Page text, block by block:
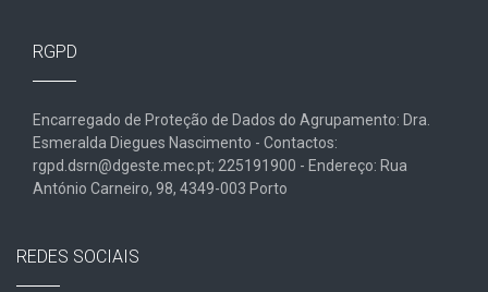
RGPD
Encarregado de Proteção de Dados do Agrupamento: Dra.
Esmeralda Diegues Nascimento - Contactos:
rgpd.dsrn@dgeste.mec.pt; 225191900 - Endereço: Rua
António Carneiro, 98, 4349-003 Porto
REDES SOCIAIS